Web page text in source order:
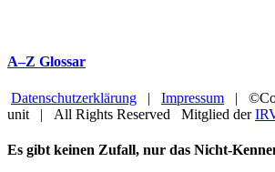
A–Z Glossar
Datenschutzerklärung | Impressum |
unit | All Rights Reserved Mitglied der
Close
Es gibt keinen Zufall, nur das Nicht-